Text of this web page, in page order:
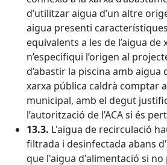
d’utilitzar aigua d’un altre
aigua presenti
equivalents a les de l’aigua de
n’especifiqui l’origen al
d’abastir la piscina amb aigua
xarxa pública caldrà comptar
municipal, amb el degut
l’autorització de l’ACA si és
13.3. L'aigua de recirculació
filtrada i desinfectada abans
que l'aigua d'alimentació si no